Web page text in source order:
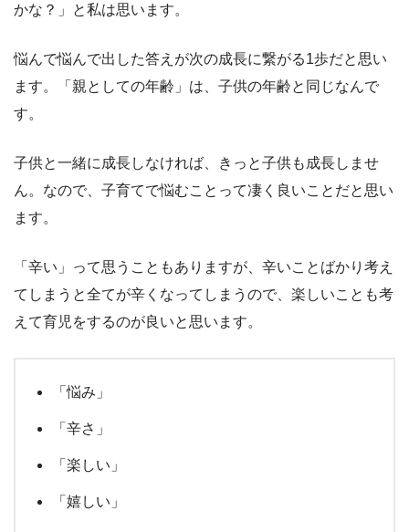
かな？」と私は思います。
悩んで悩んで出した答えが次の成長に繋がる1歩だと思い
ます。「親としての年齢」は、子供の年齢と同じなんで
す。
子供と一緒に成長しなければ、きっと子供も成長しませ
ん。なので、子育てで悩むことって凄く良いことだと思い
ます。
「辛い」って思うこともありますが、辛いことばかり考え
てしまうと全てが辛くなってしまうので、楽しいことも考
えて育児をするのが良いと思います。
「悩み」
「辛さ」
「楽しい」
「嬉しい」